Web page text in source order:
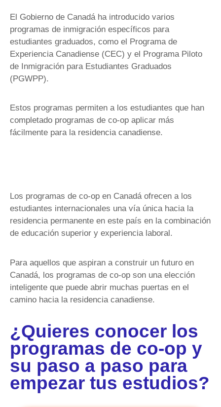
El Gobierno de Canadá ha introducido varios
programas de inmigración específicos para
estudiantes graduados, como el Programa de
Experiencia Canadiense (CEC) y el Programa Piloto
de Inmigración para Estudiantes Graduados
(PGWPP).
Estos programas permiten a los estudiantes que han
completado programas de co-op aplicar más
fácilmente para la residencia canadiense.
Los programas de co-op en Canadá ofrecen a los
estudiantes internacionales una vía única hacia la
residencia permanente en este país en la combinación
de educación superior y experiencia laboral.
Para aquellos que aspiran a construir un futuro en
Canadá, los programas de co-op son una elección
inteligente que puede abrir muchas puertas en el
camino hacia la residencia canadiense.
¿Quieres conocer los
programas de co-op y
su paso a paso para
empezar tus estudios?